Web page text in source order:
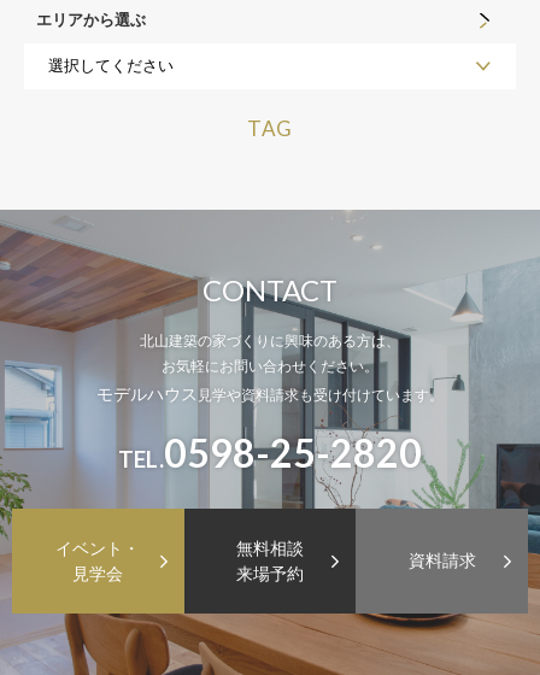
エリアから選ぶ
TAG
CONTACT
北山建築の家づくりに興味のある方は、
お気軽にお問い合わせください。
モデルハウス 見学や資料請求も受け付けています。
TEL.0598-25-2820
イベント・
見学会
無料相談
来場予約
資料請求